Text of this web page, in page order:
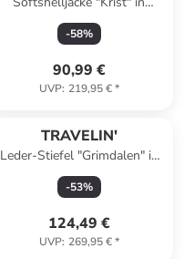
Dunkelblau
-58%
90,99 €
UVP: 219,95 €*
TRAVELIN'
Leder-Stiefel "Grimdalen" in
Schwarz
-53%
124,49 €
UVP: 269,95 €*